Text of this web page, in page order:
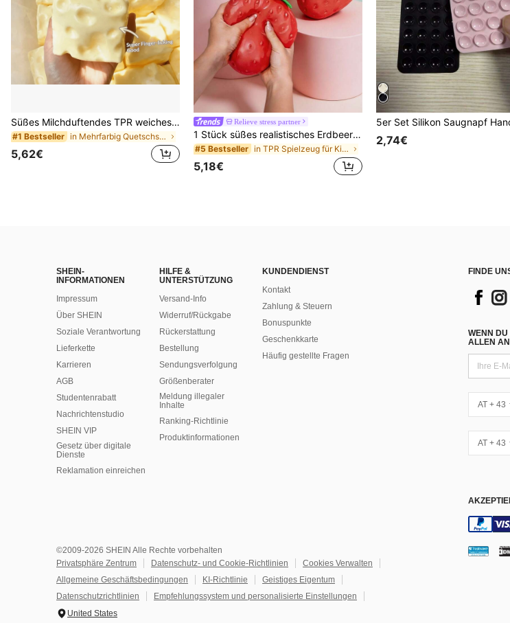
Süßes Milchduftendes TPR weiches quetschbares Dumpling-förmiges Stressabbau-Spielzeug, 5cm niedliches lustiges Quetsch-Stressabbau-Ornament, modisches praktisches Geschenk, geeignet für Geburtstag, Ostern, Halloween, Weihnachten und verschiedene Partygeschenke, stimmungsaufhellend
#1 Bestseller in Mehrfarbig Quetschspielzeug für Teenager
5,62€
Relieve stress partner
1 Stück süßes realistisches Erdbeere Squishy weiches Spielzeug, sensorisches Stressabbau-Spielzeug für Kinder und Erwachsene, Schreibtischdekoration zur Angstlinderung und Stimmungsverbesserung, geeignet als Party- und Feiertagsgeschenk (OPP-Beutelverpackung)
#5 Bestseller in TPR Spielzeug für Kinder im Vorschulalter
5,18€
2,74€
SHEIN-
INFORMATIONEN
Impressum
Über SHEIN
Soziale Verantwortung
Lieferkette
Karrieren
AGB
Studentenrabatt
Nachrichtenstudio
SHEIN VIP
Gesetz über digitale
Dienste
Reklamation einreichen
HILFE &
UNTERSTÜTZUNG
Versand-Info
Widerruf/Rückgabe
Rückerstattung
Bestellung
Sendungsverfolgung
Größenberater
Meldung illegaler
Inhalte
Ranking-Richtlinie
​Produktinformationen
KUNDENDIENST
Kontakt
Zahlung & Steuern
Bonuspunkte
Geschenkkarte
Häufig gestellte Fragen
FINDE
WENN DU
ALLEN
AT + 43
AT + 43
©2009-2026 SHEIN Alle Rechte vorbehalten
Privatsphäre Zentrum
Datenschutz- und Cookie-Richtlinien
Cookies Verwalten
Allgemeine Geschäftsbedingungen
KI-Richtlinie
Geistiges Eigentum
Datenschutzrichtlinien
Empfehlungssystem und personalisierte Einstellungen
United States